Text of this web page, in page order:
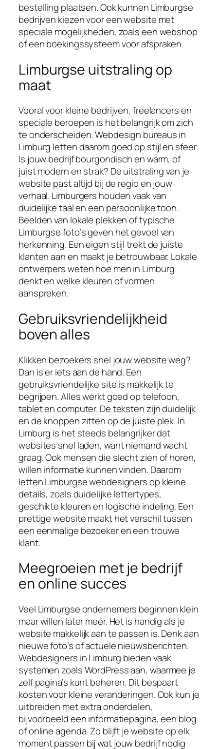
bestelling plaatsen. Ook kunnen Limburgse
bedrijven kiezen voor een website met
speciale mogelijkheden, zoals een webshop
of een boekingssysteem voor afspraken.
Limburgse uitstraling op
maat
Vooral voor kleine bedrijven, freelancers en
speciale beroepen is het belangrijk om zich
te onderscheiden. Webdesign bureaus in
Limburg letten daarom goed op stijl en sfeer.
Is jouw bedrijf bourgondisch en warm, of
juist modern en strak? De uitstraling van je
website past altijd bij de regio en jouw
verhaal. Limburgers houden vaak van
duidelijke taal en een persoonlijke toon.
Beelden van lokale plekken of typische
Limburgse foto’s geven het gevoel van
herkenning. Een eigen stijl trekt de juiste
klanten aan en maakt je betrouwbaar. Lokale
ontwerpers weten hoe men in Limburg
denkt en welke kleuren of vormen
aanspreken.
Gebruiksvriendelijkheid
boven alles
Klikken bezoekers snel jouw website weg?
Dan is er iets aan de hand. Een
gebruiksvriendelijke site is makkelijk te
begrijpen. Alles werkt goed op telefoon,
tablet en computer. De teksten zijn duidelijk
en de knoppen zitten op de juiste plek. In
Limburg is het steeds belangrijker dat
websites snel laden, want niemand wacht
graag. Ook mensen die slecht zien of horen,
willen informatie kunnen vinden. Daarom
letten Limburgse webdesigners op kleine
details, zoals duidelijke lettertypes,
geschikte kleuren en logische indeling. Een
prettige website maakt het verschil tussen
een eenmalige bezoeker en een trouwe
klant.
Meegroeien met je bedrijf
en online succes
Veel Limburgse ondernemers beginnen klein
maar willen later meer. Het is handig als je
website makkelijk aan te passen is. Denk aan
nieuwe foto’s of actuele nieuwsberichten.
Webdesigners in Limburg bieden vaak
systemen zoals WordPress aan, waarmee je
zelf pagina’s kunt beheren. Dit bespaart
kosten voor kleine veranderingen. Ook kun je
uitbreiden met extra onderdelen,
bijvoorbeeld een informatiepagina, een blog
of online agenda. Zo blijft je website op elk
moment passen bij wat jouw bedrijf nodig